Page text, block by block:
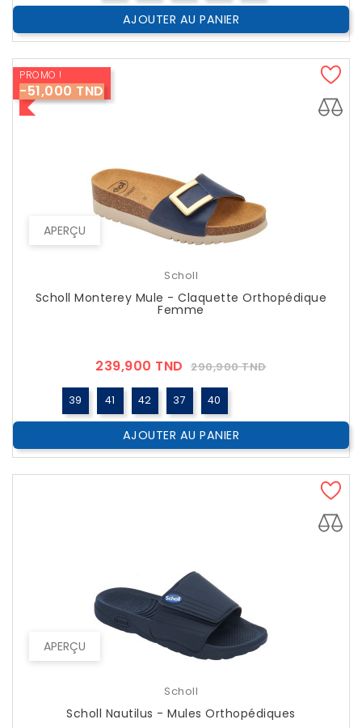
AJOUTER AU PANIER
APERÇU
PROMO !
-51,000 TND
Scholl
Scholl Monterey Mule - Claquette Orthopédique
Femme
239,900 TND Prix
Public
290,900 TNDPrix
39 41 42 37 40
AJOUTER AU PANIER
APERÇU
Scholl
Scholl Nautilus - Mules Orthopédiques